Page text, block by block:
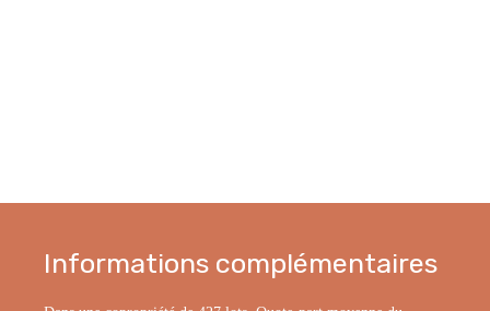
Informations complémentaires